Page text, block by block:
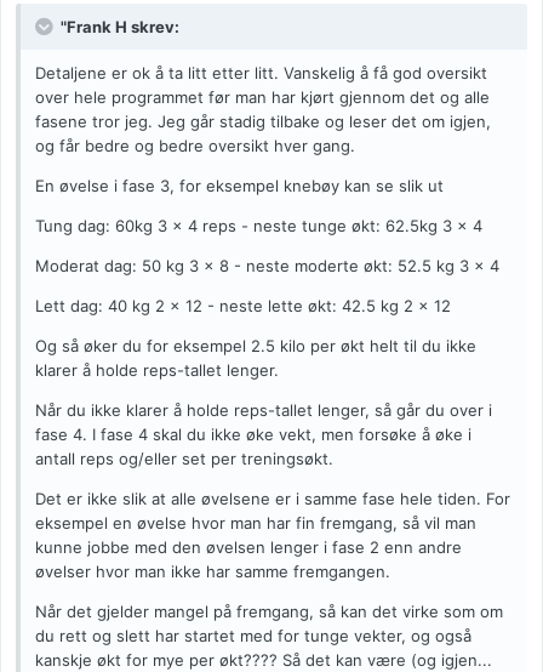
"Frank H skrev:
Detaljene er ok å ta litt etter litt. Vanskelig å få god oversikt
over hele programmet før man har kjørt gjennom det og alle
fasene tror jeg. Jeg går stadig tilbake og leser det om igjen,
og får bedre og bedre oversikt hver gang.
En øvelse i fase 3, for eksempel knebøy kan se slik ut
Tung dag: 60kg 3 x 4 reps - neste tunge økt: 62.5kg 3 x 4
Moderat dag: 50 kg 3 x 8 - neste moderte økt: 52.5 kg 3 x 4
Lett dag: 40 kg 2 x 12 - neste lette økt: 42.5 kg 2 x 12
Og så øker du for eksempel 2.5 kilo per økt helt til du ikke
klarer å holde reps-tallet lenger.
Når du ikke klarer å holde reps-tallet lenger, så går du over i
fase 4. I fase 4 skal du ikke øke vekt, men forsøke å øke i
antall reps og/eller set per treningsøkt.
Det er ikke slik at alle øvelsene er i samme fase hele tiden. For
eksempel en øvelse hvor man har fin fremgang, så vil man
kunne jobbe med den øvelsen lenger i fase 2 enn andre
øvelser hvor man ikke har samme fremgangen.
Når det gjelder mangel på fremgang, så kan det virke som om
du rett og slett har startet med for tunge vekter, og også
kanskje økt for mye per økt???? Så det kan være (og igjen...